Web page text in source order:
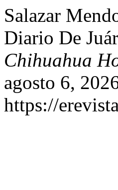
Salazar
Diario De
Chihuahua
agosto 6,
https://